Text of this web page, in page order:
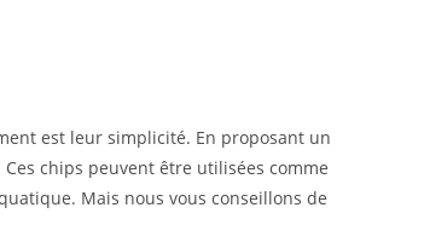
est leur simplicité. En proposant un
chips peuvent être utilisées comme
Mais nous vous conseillons de